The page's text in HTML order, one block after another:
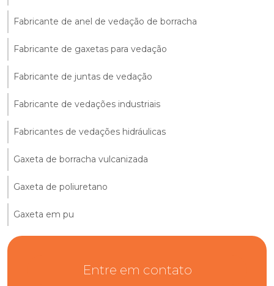
Fabricante de anel de vedação de borracha
Fabricante de gaxetas para vedação
Fabricante de juntas de vedação
Fabricante de vedações industriais
Fabricantes de vedações hidráulicas
Gaxeta de borracha vulcanizada
Gaxeta de poliuretano
Gaxeta em pu
Entre em contato